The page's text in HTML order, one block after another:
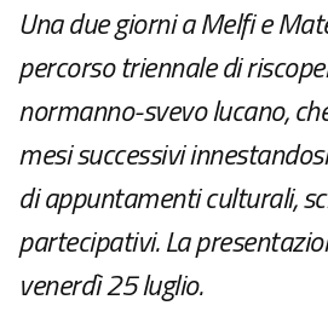
Una due giorni a Melfi e
percorso triennale di
normanno-svevo lucano,
mesi successivi
di appuntamenti culturali,
partecipativi. La
venerdì 25 luglio.